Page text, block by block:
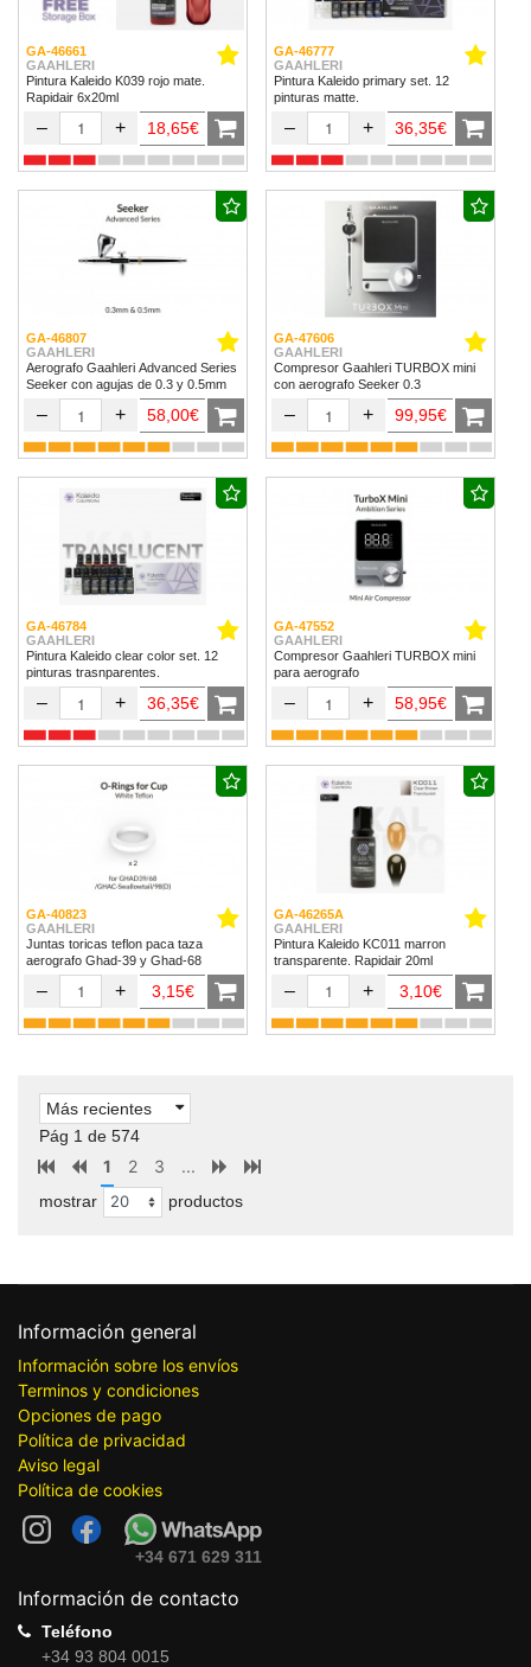
GA-46661
GAAHLERI
Pintura Kaleido K039 rojo mate.
Rapidair 6x20ml
– + 18,65€
GA-46777
GAAHLERI
Pintura Kaleido primary set. 12
pinturas matte.
– + 36,35€
GA-46807
GAAHLERI
Aerografo Gaahleri Advanced Series
Seeker con agujas de 0.3 y 0.5mm
– + 58,00€
GA-47606
GAAHLERI
Compresor Gaahleri TURBOX mini
con aerografo Seeker 0.3
– + 99,95€
GA-46784
GAAHLERI
Pintura Kaleido clear color set. 12
pinturas trasnparentes.
– + 36,35€
GA-47552
GAAHLERI
Compresor Gaahleri TURBOX mini
para aerografo
– + 58,95€
GA-40823
GAAHLERI
Juntas toricas teflon paca taza
aerografo Ghad-39 y Ghad-68
– + 3,15€
GA-46265A
GAAHLERI
Pintura Kaleido KC011 marron
transparente. Rapidair 20ml
– + 3,10€
Más recientes
Pág 1 de 574
1 2 3 ...
mostrar productos
Información general
Información sobre los envíos
Terminos y condiciones
Opciones de pago
Política de privacidad
Aviso legal
Política de cookies
+34 671 629 311
Información de contacto
Teléfono
+34 93 804 0015